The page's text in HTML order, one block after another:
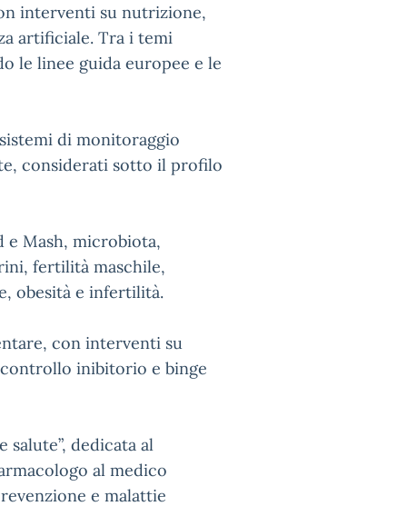
interventi su nutrizione,
artificiale. Tra i temi
le linee guida europee e le
di monitoraggio
considerati sotto il profilo
e Mash, microbiota,
fertilità maschile,
obesità e infertilità.
con interventi su
inibitorio e binge
salute”, dedicata al
al medico
e malattie